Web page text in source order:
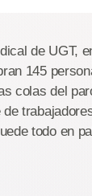
de UGT,
145
colas del
todo en